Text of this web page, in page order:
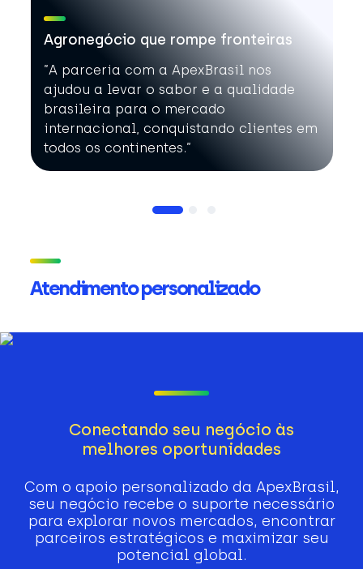
Agronegócio que rompe fronteiras
”A parceria com a ApexBrasil nos
ajudou a levar o sabor e a qualidade
brasileira para o mercado
internacional, conquistando clientes em
todos os continentes.”
Atendimento personalizado
Conectando seu negócio às
melhores oportunidades
Com o apoio personalizado da ApexBrasil,
seu negócio recebe o suporte necessário
para explorar novos mercados, encontrar
parceiros estratégicos e maximizar seu
potencial global.